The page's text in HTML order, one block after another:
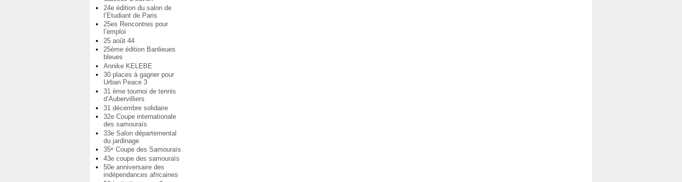
24e édition du salon de
l’Etudiant de Paris
25es Rencontres pour
l’emploi
25 août 44
25ème édition Banlieues
bleues
Annike KELEBE
30 places à gagner pour
Urban Peace 3
31 ème tournoi de tennis
d’Aubervilliers
31 décembre solidaire
32e Coupe internationale
des samouraïs
33e Salon départemental
du jardinage
35e Coupe des Samouraïs
43e coupe des samouraïs
50e anniversaire des
indépendances africaines